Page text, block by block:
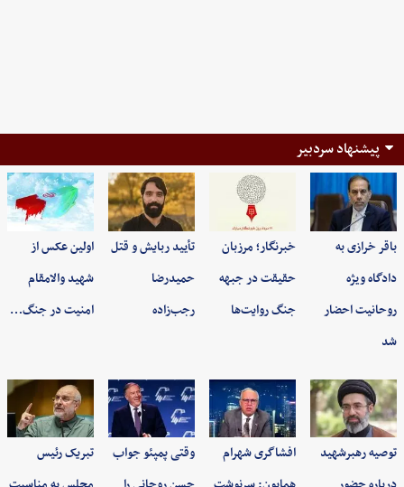
پیشنهاد سردبیر
باقر خرازی به
دادگاه ویژه
روحانیت احضار
شد
خبرنگار؛ مرزبان
حقیقت در جبهه
جنگ روایت‌ها
تأیید ربایش و قتل
حمیدرضا
رجب‌زاده
اولین عکس از
شهید والامقام
امنیت در جنگ…
توصیه رهبرشهید
افشاگری شهرام
وقتی پمپئو جواب
تبریک رئیس